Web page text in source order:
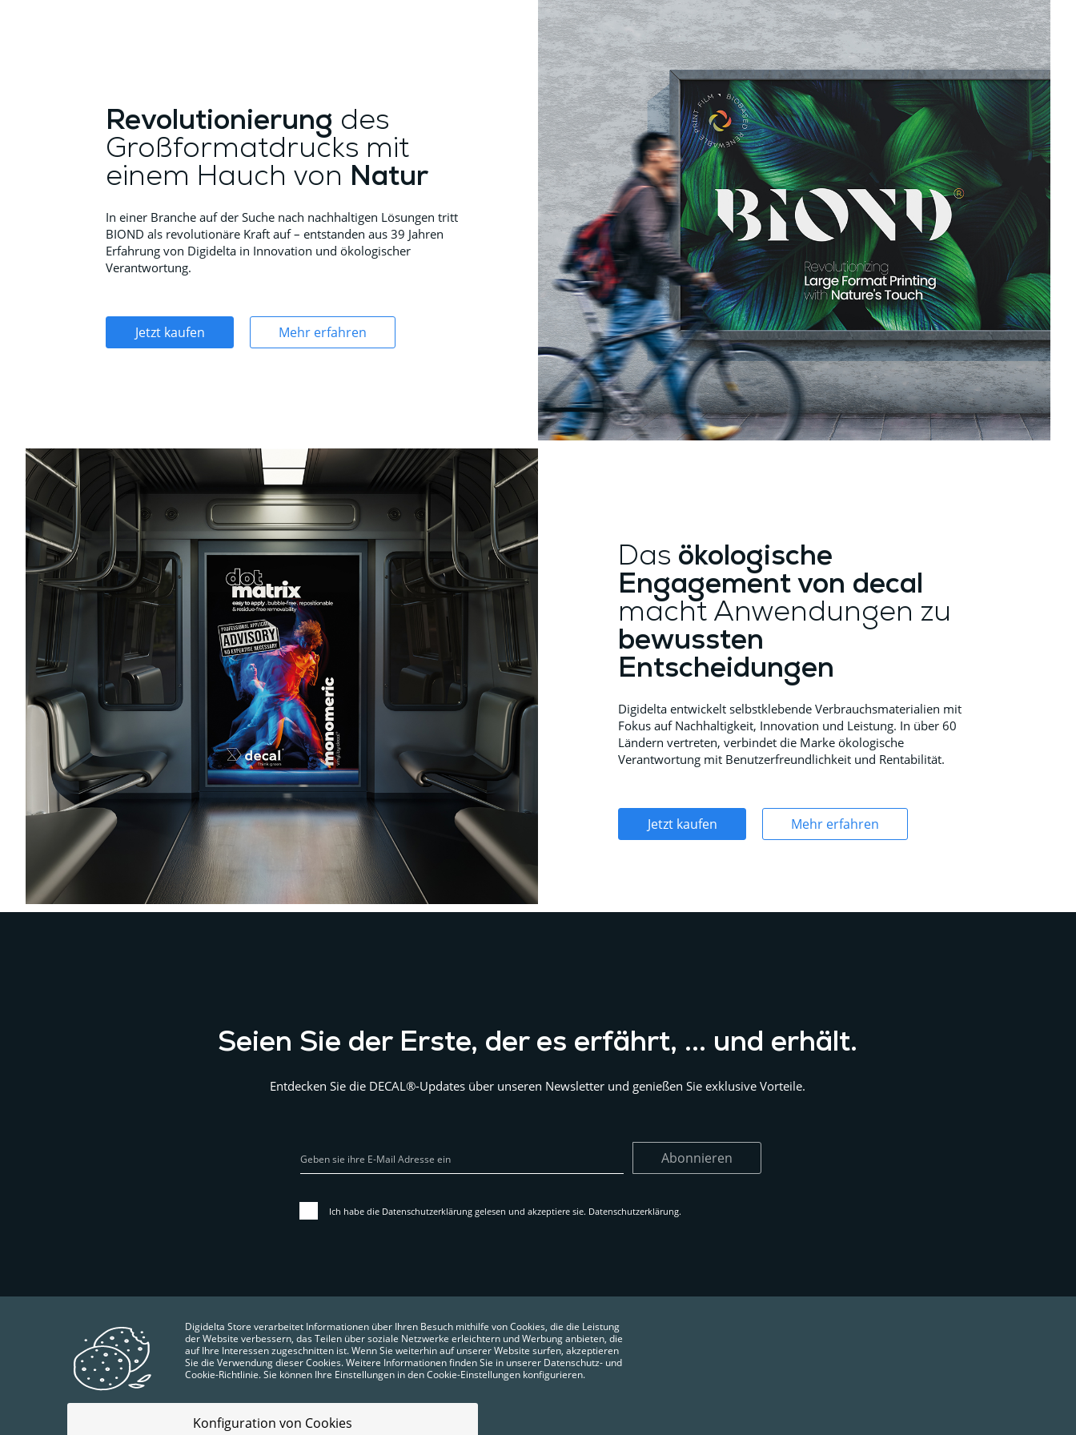
Revolutionierung des
Großformatdrucks mit
einem Hauch von Natur
In einer Branche auf der Suche nach nachhaltigen Lösungen tritt
BIOND als revolutionäre Kraft auf – entstanden aus 39 Jahren
Erfahrung von Digidelta in Innovation und ökologischer
Verantwortung.
Jetzt kaufen Mehr erfahren
Das ökologische
Engagement von decal
macht Anwendungen zu
bewussten
Entscheidungen
Digidelta entwickelt selbstklebende Verbrauchsmaterialien mit
Fokus auf Nachhaltigkeit, Innovation und Leistung. In über 60
Ländern vertreten, verbindet die Marke ökologische
Verantwortung mit Benutzerfreundlichkeit und Rentabilität.
Jetzt kaufen Mehr erfahren
Seien Sie der Erste, der es erfährt, ... und erhält.
Entdecken Sie die DECAL®-Updates über unseren Newsletter und genießen Sie exklusive Vorteile.
Abonnieren
Ich habe die Datenschutzerklärung gelesen und akzeptiere sie. Datenschutzerklärung.
QUALITY POLICY ALLGEMEINE GESCHÄFTSBEDINGUNGEN
Digidelta Store verarbeitet Informationen über Ihren Besuch mithilfe von Cookies, die die Leistung
der Website verbessern, das Teilen über soziale Netzwerke erleichtern und Werbung anbieten, die
auf Ihre Interessen zugeschnitten ist. Wenn Sie weiterhin auf unserer Website surfen, akzeptieren
Sie die Verwendung dieser Cookies. Weitere Informationen finden Sie in unserer Datenschutz- und
Cookie-Richtlinie. Sie können Ihre Einstellungen in den Cookie-Einstellungen konfigurieren.
Konfiguration von Cookies